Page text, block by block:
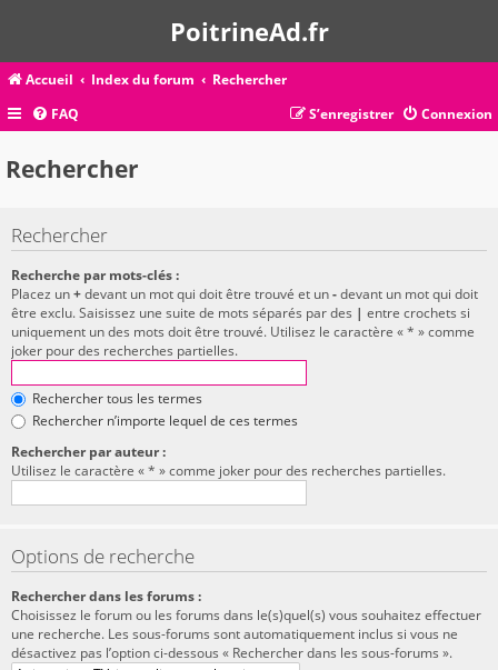
PoitrineAd.fr
Accueil Index du forum
Rechercher
FAQ
Connexion
S’enregistrer
Rechercher
Rechercher
Recherche par mots-clés :
Placez un+devant un mot qui doit être trouvé et un-devant un mot qui doit
être exclu. Saisissez une suite de mots séparés par des | entre crochets si
uniquement un des mots doit être trouvé. Utilisez le caractère « * » comme
joker pour des recherches partielles.
Rechercher tous les termes
Rechercher n’importe lequel de ces termes
Rechercher par auteur :
Utilisez le caractère « * » comme joker pour des recherches partielles.
Options de recherche
Rechercher dans les forums :
Choisissez le forum ou les forums dans le(s)quel(s) vous souhaitez effectuer
une recherche. Les sous-forums sont automatiquement inclus si vous ne
désactivez pas l’option ci-dessous « Rechercher dans les sous-forums ».